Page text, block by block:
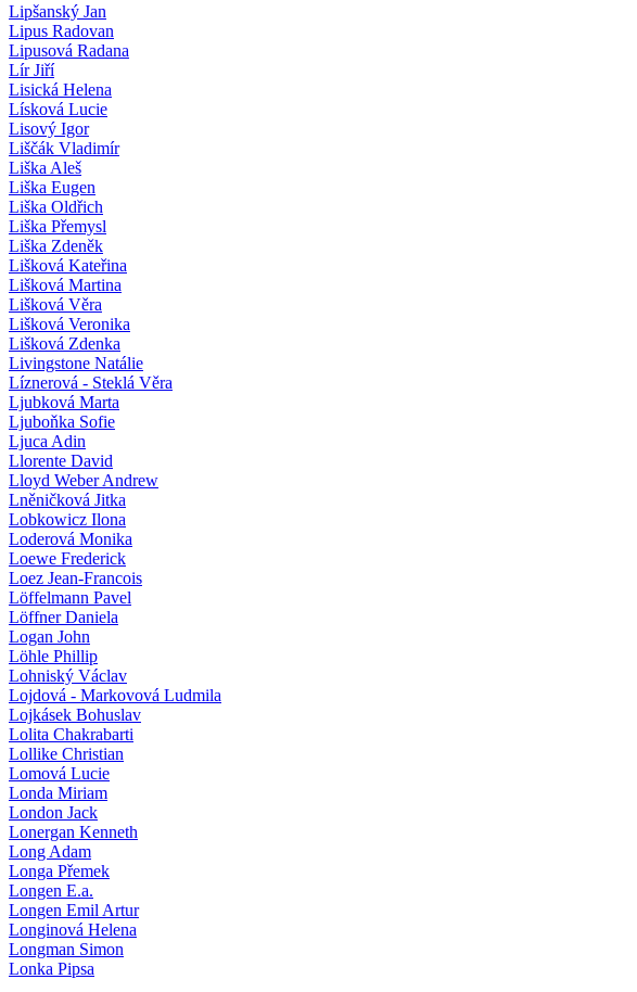
Lipšanský Jan
Lipus Radovan
Lipusová Radana
Lír Jiří
Lisická Helena
Lísková Lucie
Lisový Igor
Liščák Vladimír
Liška Aleš
Liška Eugen
Liška Oldřich
Liška Přemysl
Liška Zdeněk
Lišková Kateřina
Lišková Martina
Lišková Věra
Lišková Veronika
Lišková Zdenka
Livingstone Natálie
Líznerová - Steklá Věra
Ljubková Marta
Ljuboňka Sofie
Ljuca Adin
Llorente David
Lloyd Weber Andrew
Lněničková Jitka
Lobkowicz Ilona
Loderová Monika
Loewe Frederick
Loez Jean-Francois
Löffelmann Pavel
Löffner Daniela
Logan John
Löhle Phillip
Lohniský Václav
Lojdová - Markovová Ludmila
Lojkásek Bohuslav
Lolita Chakrabarti
Lollike Christian
Lomová Lucie
Londa Miriam
London Jack
Lonergan Kenneth
Long Adam
Longa Přemek
Longen E.a.
Longen Emil Artur
Longinová Helena
Longman Simon
Lonka Pipsa